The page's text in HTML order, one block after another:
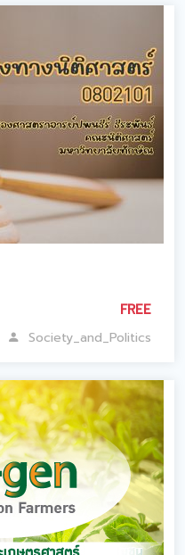
FREE
Society_and_Politics